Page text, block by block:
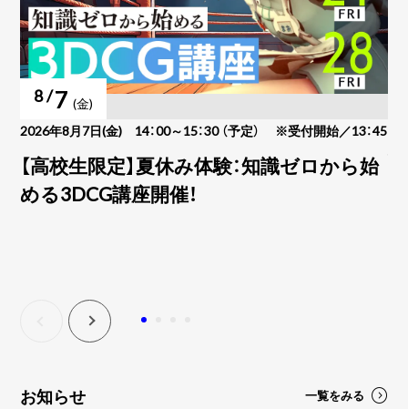
8 /7 (金)
2026年8月7日(金) 14：00～15：30 （予定） ※受付開始／13：45
【高校生限定】夏休み体験：知識ゼロから始
める3DCG講座開催！
お知らせ 一覧をみる